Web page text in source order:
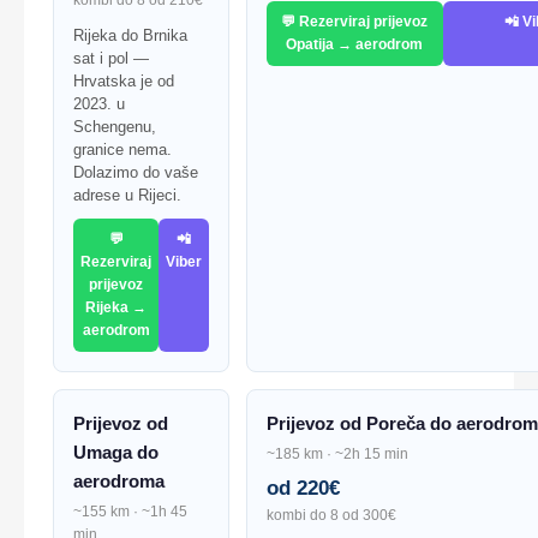
Rijeka do Brnika
sat i pol —
Hrvatska je od
2023. u
Schengenu,
granice nema.
Dolazimo do vaše
adrese u Rijeci.
💬
Rezerviraj
prijevoz
Rijeka →
aerodrom
📲
Viber
💬 Rezerviraj prijevoz
Opatija → aerodrom
📲
Prijevoz od
Umaga do
aerodroma
~155 km · ~1h 45
min
Prijevoz od Poreča do
~185 km · ~2h 15 min
od 220€
kombi do 8 od 300€